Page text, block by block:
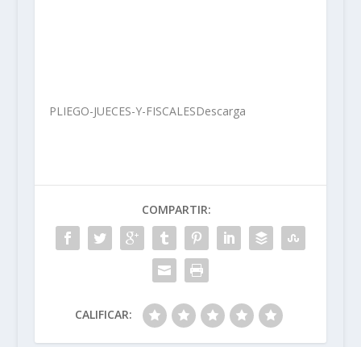
PLIEGO-JUECES-Y-FISCALESDescarga
COMPARTIR:
CALIFICAR: